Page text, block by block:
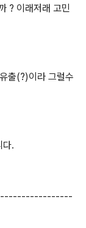
? 이래저래 고민
출(?)이라 그럴수
다.